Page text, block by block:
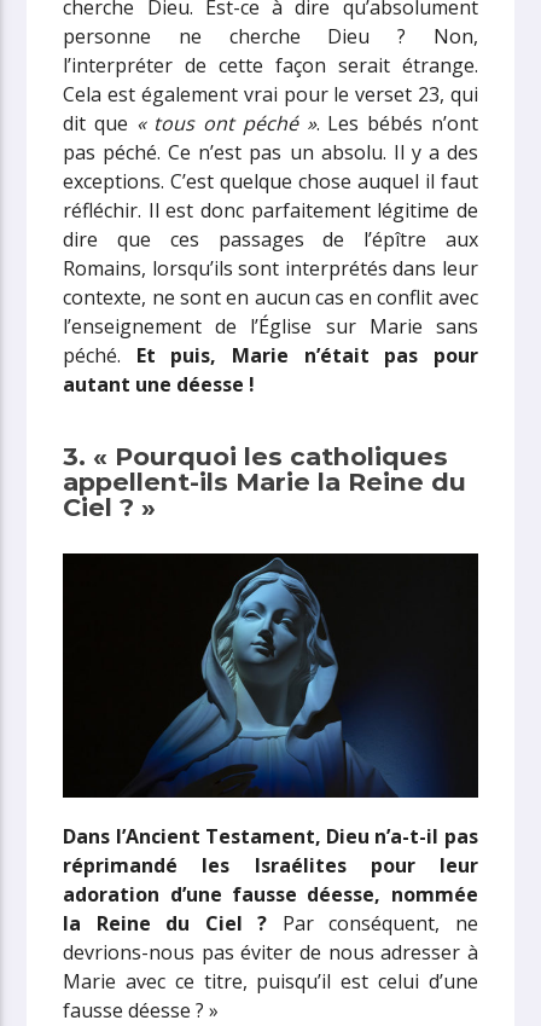
cherche Dieu. Est-ce à dire qu’absolument
personne ne cherche Dieu ? Non,
l’interpréter de cette façon serait étrange.
Cela est également vrai pour le verset 23, qui
dit que « tous ont péché ». Les bébés n’ont
pas péché. Ce n’est pas un absolu. Il y a des
exceptions. C’est quelque chose auquel il faut
réfléchir. Il est donc parfaitement légitime de
dire que ces passages de l’épître aux
Romains, lorsqu’ils sont interprétés dans leur
contexte, ne sont en aucun cas en conflit avec
l’enseignement de l’Église sur Marie sans
péché. Et puis, Marie n’était pas pour
autant une déesse !
3. « Pourquoi les catholiques
appellent-ils Marie la Reine du
Ciel ? »
Dans l’Ancient Testament, Dieu n’a-t-il pas
réprimandé les Israélites pour leur
adoration d’une fausse déesse, nommée
la Reine du Ciel ? Par conséquent, ne
devrions-nous pas éviter de nous adresser à
Marie avec ce titre, puisqu’il est celui d’une
fausse déesse ? »